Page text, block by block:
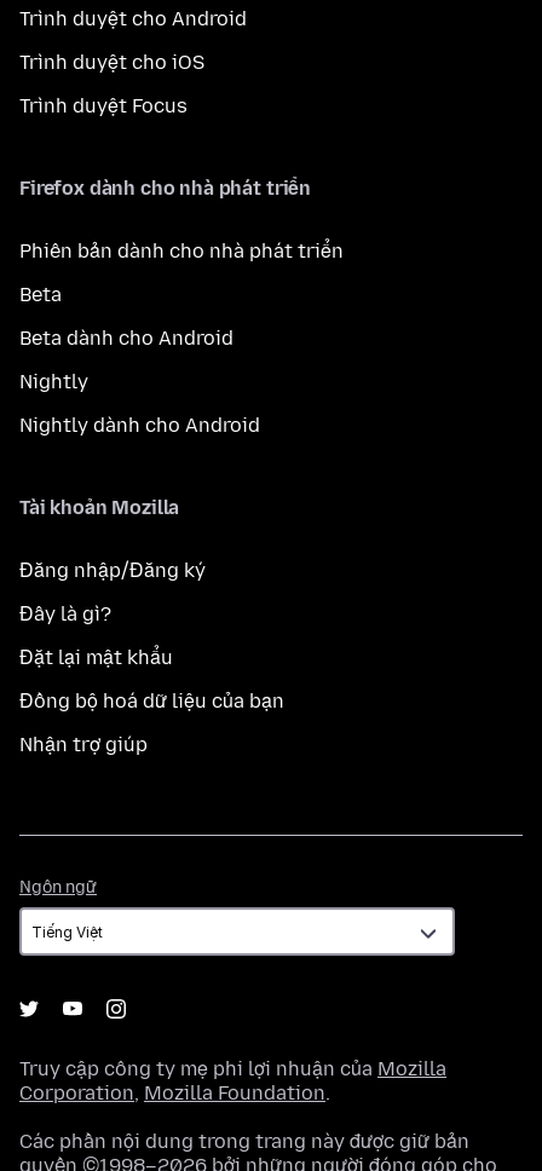
Trình duyệt cho Android
Trình duyệt cho iOS
Trình duyệt Focus
Firefox dành cho nhà phát triển
Phiên bản dành cho nhà phát triển
Beta
Beta dành cho Android
Nightly
Nightly dành cho Android
Tài khoản Mozilla
Đăng nhập/Đăng ký
Đây là gì?
Đặt lại mật khẩu
Đồng bộ hoá dữ liệu của bạn
Nhận trợ giúp
Ngôn ngữ
ngữ
Truy cập công ty mẹ phi lợi nhuận của Mozilla
Corporation, Mozilla Foundation.
Các phần nội dung trong trang này được giữ bản
quyền ©1998–2026 bởi những người đóng góp cho